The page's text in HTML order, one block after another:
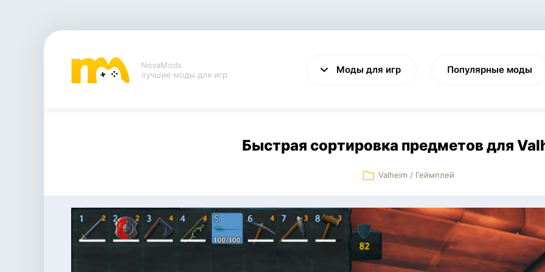
NovaMods
лучшие моды для игр
Моды для игр
VALHEIM
Популярные моды
Быстрая сортировка предметов для
Valheim / Геймплей